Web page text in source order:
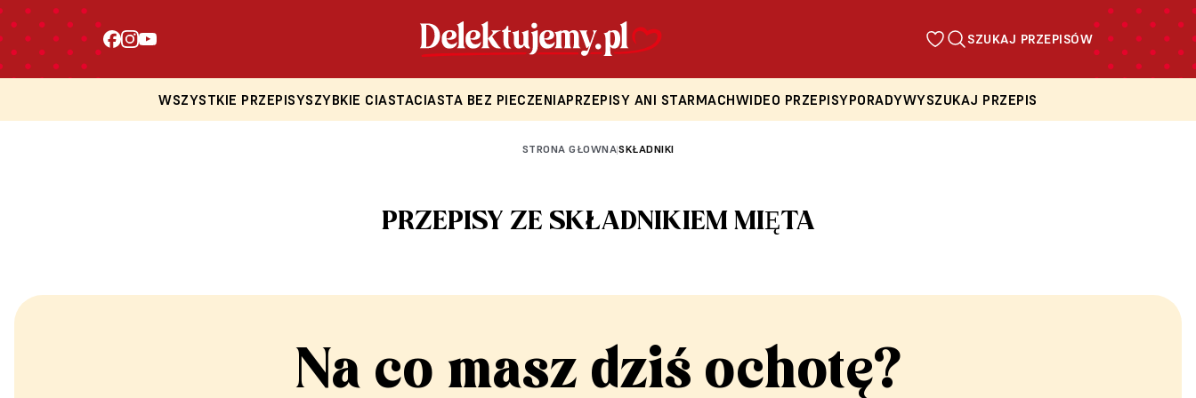
SZUKAJ PRZEPISÓW
WSZYSTKIE PRZEPISYSZYBKIE CIASTACIASTA BEZ PIECZENIAPRZEPISY ANI STARMACHWIDEO PRZEPISYPORADYWYSZUKAJ PRZEPIS
STRONA GŁOWNA|SKŁADNIKI
PRZEPISY ZE SKŁADNIKIEM MIĘTA
Na co masz dziś ochotę?